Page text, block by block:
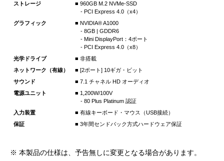
ストレージ
■ 960GB M.2 NVMe-SSD
- PCI Express 4.0（x4）
グラフィック
■ NVIDIA® A1000
- 8GB | GDDR6
- Mini DisplayPort：4ポート
- PCI Express 4.0（x8）
光学ドライブ
■ 非搭載
ネットワーク（有線）
■ [2ポート] 10ギガ・ビット
サウンド
■ 7.1 チャネル HD オーディオ
電源ユニット
■ 1,200W/100V
- 80 Plus Platinum 認証
入力装置
■ 有線キーボード・マウス（USB接続）
保証
■ 3年間センドバック方式ハードウェア保証
※ 本製品の仕様は、予告無しに変更となる場合があります。